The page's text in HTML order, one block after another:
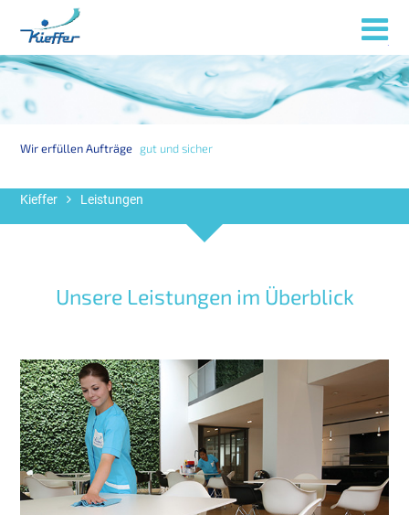
Menü
Wir erfüllen Aufträge gut und sicher
Kieffer Leistungen
Unsere Leistungen im Überblick